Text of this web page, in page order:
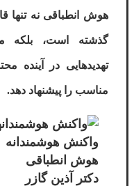
هوش انطباقی نه تنها
گذشته است، بلکه
تهدیدهایی در آینده
مناسب را پیشنهاد دهد.
واکنش هوشمندانه
هوش انطباقی
دکتر آذین گازر